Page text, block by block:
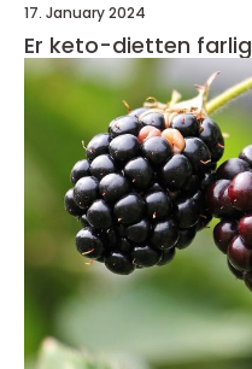
17. January 2024
Er keto-dietten farlig